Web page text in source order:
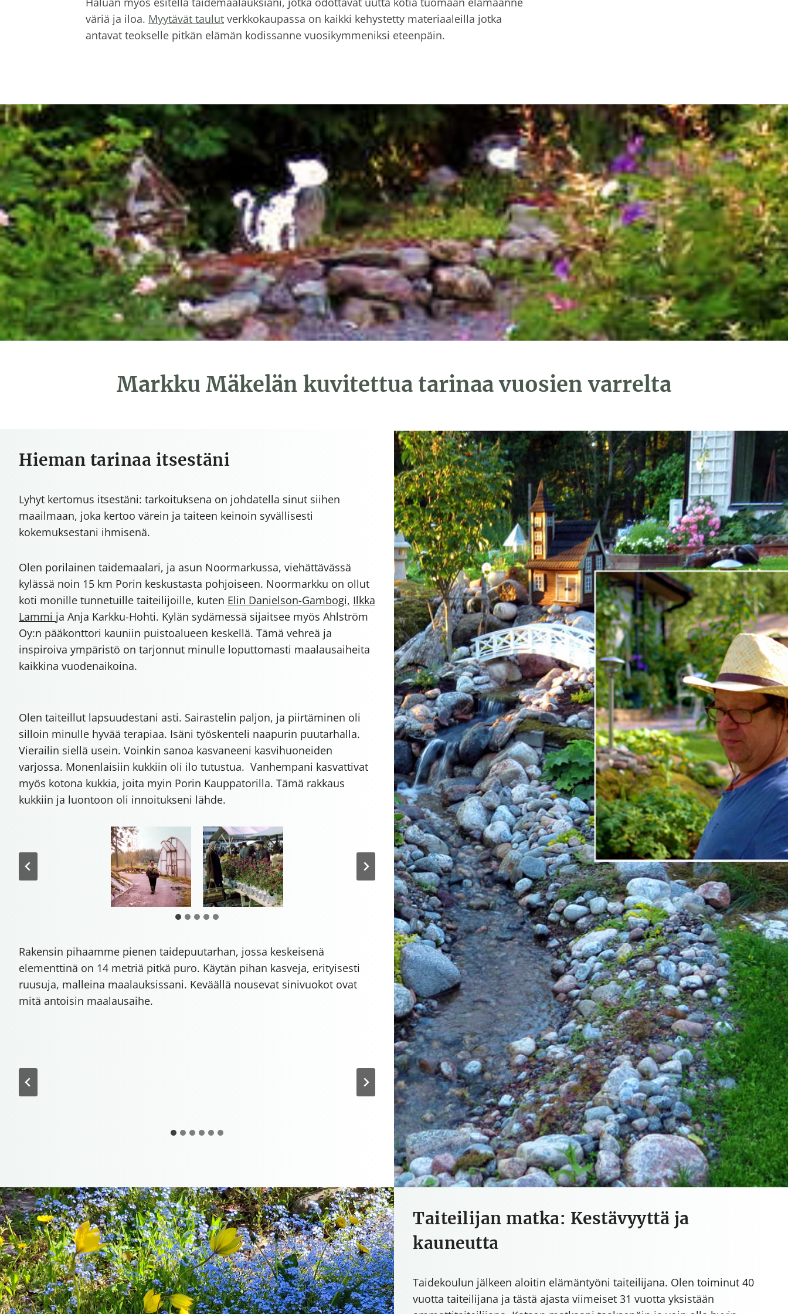
väriä ja iloa. Myytävät taulut verkkokaupassa on kaikki kehystetty materiaaleilla jotka
antavat teokselle pitkän elämän kodissanne vuosikymmeniksi eteenpäin.
Markku Mäkelän kuvitettua tarinaa vuosien varrelta
Hieman tarinaa itsestäni
Lyhyt kertomus itsestäni: tarkoituksena on johdatella sinut siihen
maailmaan, joka kertoo värein ja taiteen keinoin syvällisesti
kokemuksestani ihmisenä.
Olen porilainen taidemaalari, ja asun Noormarkussa, viehättävässä
kylässä noin 15 km Porin keskustasta pohjoiseen. Noormarkku on ollut
koti monille tunnetuille taiteilijoille, kuten Elin Danielson-Gambogi, Ilkka
Lammi ja Anja Karkku-Hohti. Kylän sydämessä sijaitsee myös Ahlström
Oy:n pääkonttori kauniin puistoalueen keskellä. Tämä vehreä ja
inspiroiva ympäristö on tarjonnut minulle loputtomasti maalausaiheita
kaikkina vuodenaikoina.
Olen taiteillut lapsuudestani asti. Sairastelin paljon, ja piirtäminen oli
silloin minulle hyvää terapiaa. Isäni työskenteli naapurin puutarhalla.
Vierailin siellä usein. Voinkin sanoa kasvaneeni kasvihuoneiden
varjossa. Monenlaisiin kukkiin oli ilo tutustua. Vanhempani kasvattivat
myös kotona kukkia, joita myin Porin Kauppatorilla. Tämä rakkaus
kukkiin ja luontoon oli innoitukseni lähde.
Rakensin pihaamme pienen taidepuutarhan, jossa keskeisenä
elementtinä on 14 metriä pitkä puro. Käytän pihan kasveja, erityisesti
ruusuja, malleina maalauksissani. Keväällä nousevat sinivuokot ovat
mitä antoisin maalausaihe.
Taiteilijan matka: Kestävyyttä ja
kauneutta
Taidekoulun jälkeen aloitin elämäntyöni taiteilijana. Olen toiminut 40
vuotta taiteilijana ja tästä ajasta viimeiset 31 vuotta yksistään